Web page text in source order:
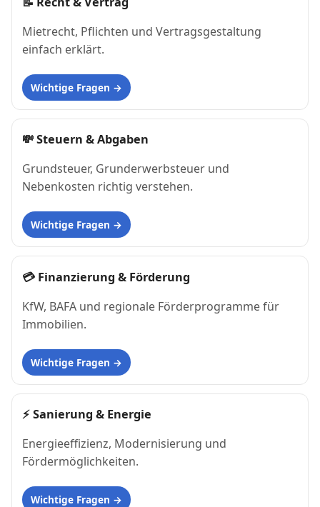
Mietrecht, Pflichten und Vertragsgestaltung
einfach erklärt.
Wichtige Fragen
💸Steuern & Abgaben
Grundsteuer, Grunderwerbsteuer und
Nebenkosten richtig verstehen.
Wichtige Fragen
💳 Finanzierung & Förderung
KfW, BAFA und regionale Förderprogramme für
Immobilien.
Wichtige Fragen
⚡Sanierung & Energie
Energieeffizienz, Modernisierung und
Fördermöglichkeiten.
Wichtige Fragen